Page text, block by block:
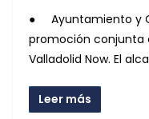
● Ayuntamiento y
promoción conjunta
Valladolid Now. El
Leer más